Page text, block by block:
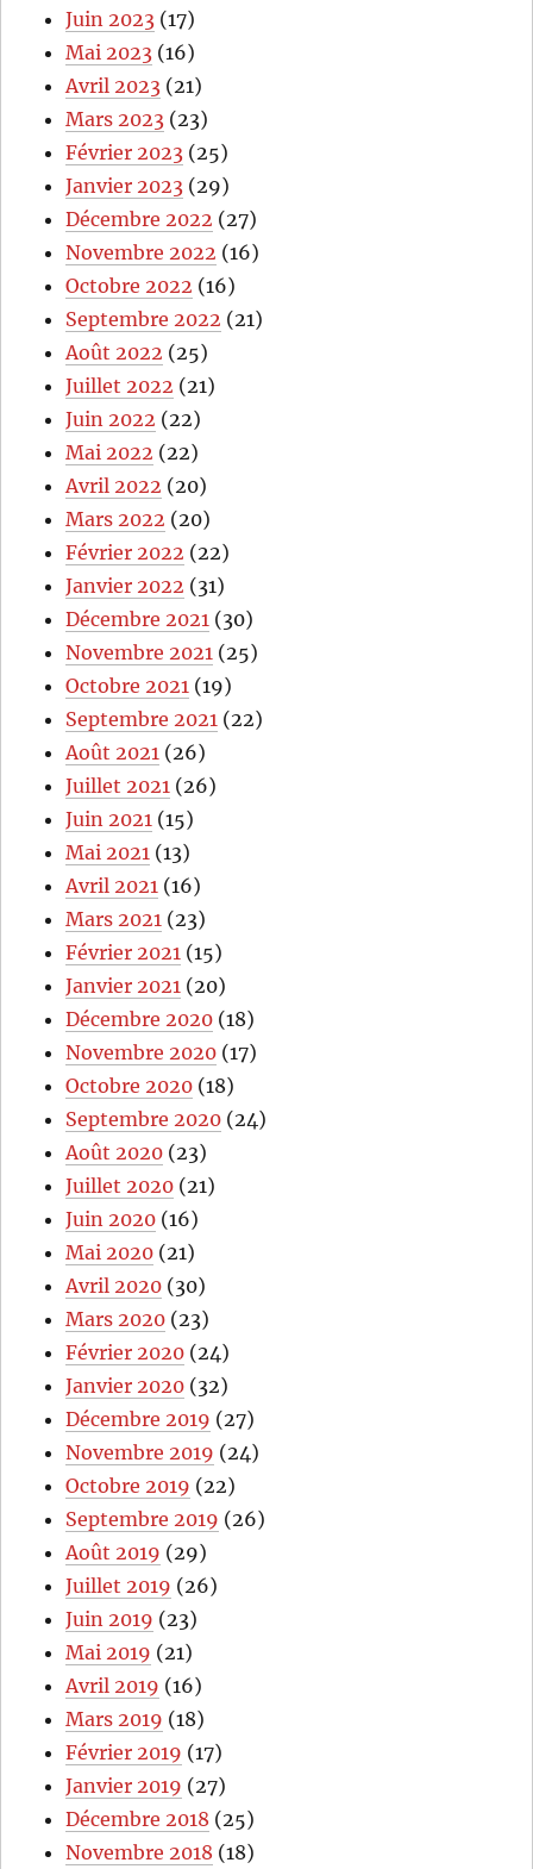
Juin 2023 (17)
Mai 2023 (16)
Avril 2023 (21)
Mars 2023 (23)
Février 2023 (25)
Janvier 2023 (29)
Décembre 2022 (27)
Novembre 2022 (16)
Octobre 2022 (16)
Septembre 2022 (21)
Août 2022 (25)
Juillet 2022 (21)
Juin 2022 (22)
Mai 2022 (22)
Avril 2022 (20)
Mars 2022 (20)
Février 2022 (22)
Janvier 2022 (31)
Décembre 2021 (30)
Novembre 2021 (25)
Octobre 2021 (19)
Septembre 2021 (22)
Août 2021 (26)
Juillet 2021 (26)
Juin 2021 (15)
Mai 2021 (13)
Avril 2021 (16)
Mars 2021 (23)
Février 2021 (15)
Janvier 2021 (20)
Décembre 2020 (18)
Novembre 2020 (17)
Octobre 2020 (18)
Septembre 2020 (24)
Août 2020 (23)
Juillet 2020 (21)
Juin 2020 (16)
Mai 2020 (21)
Avril 2020 (30)
Mars 2020 (23)
Février 2020 (24)
Janvier 2020 (32)
Décembre 2019 (27)
Novembre 2019 (24)
Octobre 2019 (22)
Septembre 2019 (26)
Août 2019 (29)
Juillet 2019 (26)
Juin 2019 (23)
Mai 2019 (21)
Avril 2019 (16)
Mars 2019 (18)
Février 2019 (17)
Janvier 2019 (27)
Décembre 2018 (25)
Novembre 2018 (18)